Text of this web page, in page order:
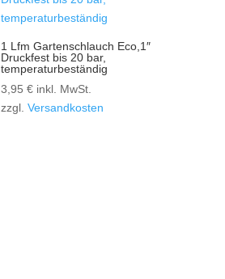
1 Lfm Gartenschlauch Eco,1″
Druckfest bis 20 bar,
temperaturbeständig
3,95€ inkl. MwSt.
zzgl.Versandkosten